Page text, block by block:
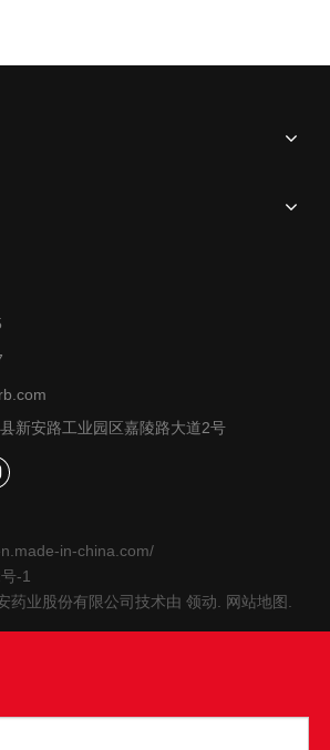
新安路工业园区嘉陵路大道2号
in-china.com/
-1
药业股份有限公司技术由 领动 网站地图